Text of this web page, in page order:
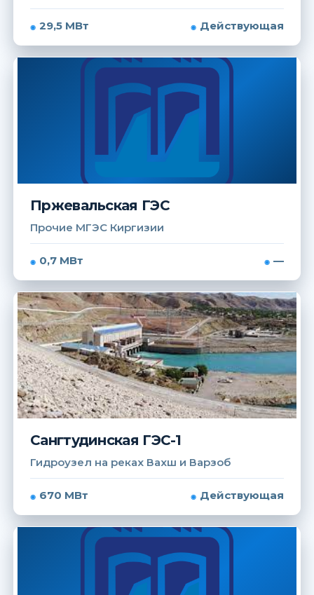
29,5 МВт Действующая
Пржевальская ГЭС
Прочие МГЭС Киргизии
0,7 МВт —
Сангтудинская ГЭС-1
Гидроузел на реках Вахш и Варзоб
670 МВт Действующая